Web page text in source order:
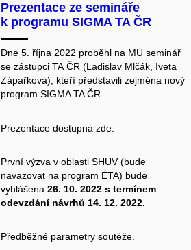
Prezentace ze semináře
k programu SIGMA TA ČR
Dne 5. října 2022 proběhl na MU seminář
se zástupci TA ČR (Ladislav Mlčák, Iveta
Zápařková), kteří představili zejména nový
program SIGMA TA ČR.
Prezentace dostupná zde.
První výzva v oblasti SHUV (bude
navazovat na program ÉTA) bude
vyhlášena 26. 10. 2022 s termínem
odevzdání návrhů 14. 12. 2022.
Předběžné parametry soutěže.